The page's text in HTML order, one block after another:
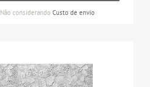
Não considerando Custo de envio